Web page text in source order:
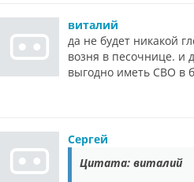
виталий
да не будет никакой
возня в песочнице. и
выгодно иметь СВО в
Сергей
Цитата: виталий